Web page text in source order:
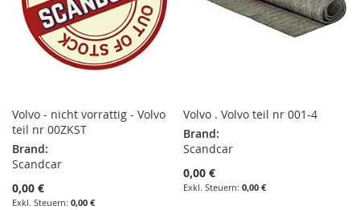
Volvo - nicht vorrattig - Volvo
teil nr 00ZKST
Brand:
Scandcar
0,00 €
0,00 €
Volvo . Volvo teil nr 001-4
Brand:
Scandcar
0,00 €
0,00 €